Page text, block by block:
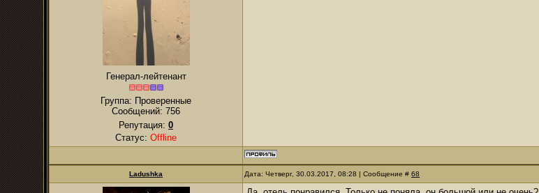
Генерал-лейтенант
Группа: Проверенные
Сообщений: 756
Репутация: 0
Статус: Offline
Ladushka Дата: Четверг, 30.03.2017, 08:28 | Сообщение # 68